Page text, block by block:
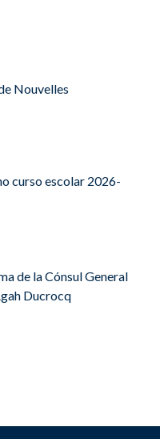
Nouvelles
curso escolar 2026-
de la Cónsul General
Ducrocq